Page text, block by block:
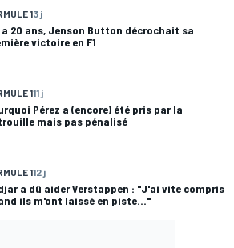
13 j
a 20 ans, Jenson Button décrochait sa
victoire en F1
111 j
Pérez a (encore) été pris par la
mais pas pénalisé
112 j
a dû aider Verstappen : "J'ai vite compris
ils m'ont laissé en piste..."